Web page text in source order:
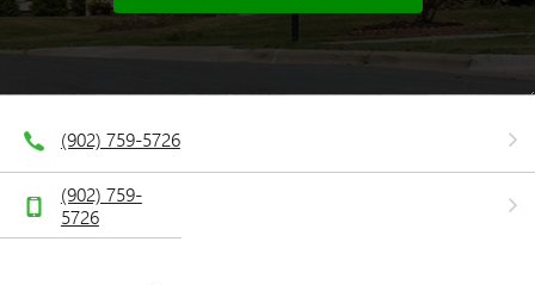
(902) 759-5726
(902) 759-
5726